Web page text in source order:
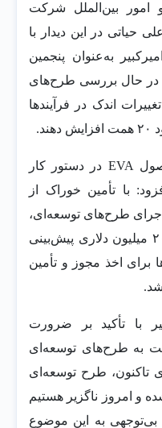
بین‌الملل شرکت
حیاتی در این دیدار با
به‌عنوان پنجمین
در حال بررسی طرح‌های
اندک در فرآیندها
حیاتی با بیان اینکه تولید محصول EVA در دستور کار
با تأمین خوراک از
طرح‌های توسعه‌ای،
برنامه سرمایه‌گذاری حدود ۲۰۰ میلیون دلاری پیش‌بینی
برای اخذ مجوز و تأمین
شد.
با تأکید بر ضرورت
به طرح‌های توسعه‌ای
تاکنون، طرح توسعه‌ای
و امروز ناگزیر هستیم
به این موضوع